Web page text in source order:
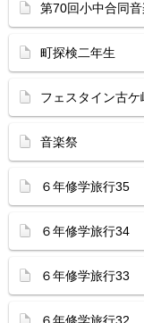
第70回小中合同
町探検二年生
フェスタイン古ケ
音楽祭
６年修学旅行35
６年修学旅行34
６年修学旅行33